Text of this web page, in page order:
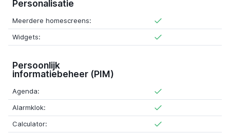
Personalisatie
Meerdere homescreens:
Widgets:
Persoonlijk
informatiebeheer (PIM)
Agenda:
Alarmklok:
Calculator: